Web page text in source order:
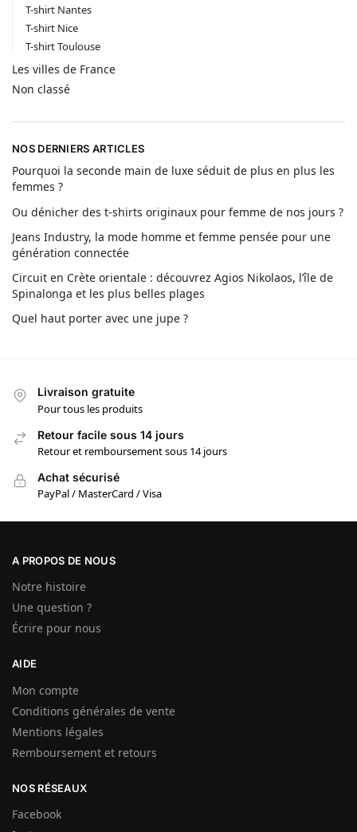
T-shirt Nantes
T-shirt Nice
T-shirt Toulouse
Les villes de France
Non classé
NOS DERNIERS ARTICLES
Pourquoi la seconde main de luxe séduit de plus en plus les
femmes ?
Ou dénicher des t-shirts originaux pour femme de nos jours ?
Jeans Industry, la mode homme et femme pensée pour une
génération connectée
Circuit en Crète orientale : découvrez Agios Nikolaos, l’île de
Spinalonga et les plus belles plages
Quel haut porter avec une jupe ?
Livraison gratuite
Pour tous les produits
Retour facile sous 14 jours
Retour et remboursement sous 14 jours
Achat sécurisé
PayPal / MasterCard / Visa
A PROPOS DE NOUS
Notre histoire
Une question ?
Écrire pour nous
AIDE
Mon compte
Conditions générales de vente
Mentions légales
Remboursement et retours
NOS RÉSEAUX
Facebook